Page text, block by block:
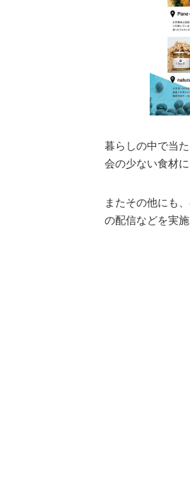
暮らしの中で当
会の少ない食材
またその他にも
の配信などを実施